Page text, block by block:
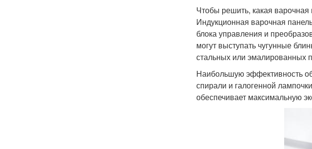
Чтобы решить, какая варочная
Индукционная варочная
блока управления и
могут выступать чугунные
стальных или эмалированных
Наибольшую эффективность
спирали и галогенной
обеспечивает максимальную